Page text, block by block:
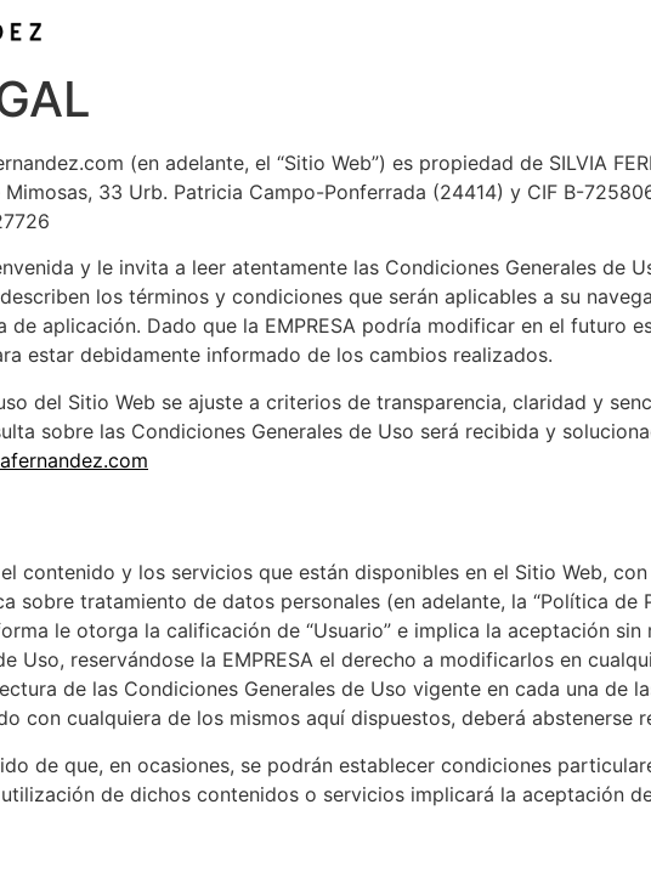
(en adelante, el “Sitio Web”) es propiedad de SILVIA
33 Urb. Patricia Campo-Ponferrada (24414) y CIF B-
y le invita a leer atentamente las Condiciones Generales de
los términos y condiciones que serán aplicables a su
de aplicación. Dado que la EMPRESA podría modificar en el futuro
estar debidamente informado de los cambios realizados.
del Sitio Web se ajuste a criterios de transparencia, claridad y
sobre las Condiciones Generales de Uso será recibida y
el contenido y los servicios que están disponibles en el Sitio Web,
sobre tratamiento de datos personales (en adelante, la “Política de
le otorga la calificación de “Usuario” e implica la aceptación
Uso, reservándose la EMPRESA el derecho a modificarlos en
de las Condiciones Generales de Uso vigente en cada una de
con cualquiera de los mismos aquí dispuestos, deberá abstenerse
de que, en ocasiones, se podrán establecer condiciones
de dichos contenidos o servicios implicará la aceptación